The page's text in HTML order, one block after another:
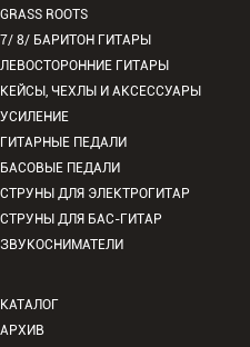
GRASS ROOTS
7/ 8/ БАРИТОН ГИТАРЫ
ЛЕВОСТОРОННИЕ ГИТАРЫ
КЕЙСЫ, ЧЕХЛЫ И АКСЕССУАРЫ
УСИЛЕНИЕ
ГИТАРНЫЕ ПЕДАЛИ
БАСОВЫЕ ПЕДАЛИ
СТРУНЫ ДЛЯ ЭЛЕКТРОГИТАР
СТРУНЫ ДЛЯ БАС-ГИТАР
ЗВУКОСНИМАТЕЛИ
КАТАЛОГ
АРХИВ